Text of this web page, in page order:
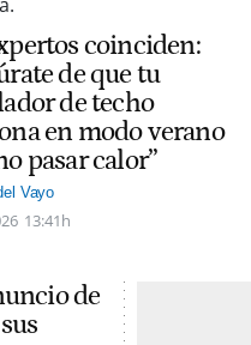
coinciden:
de que tu
de techo
en modo verano
pasar calor”
Vayo
13:41h
de